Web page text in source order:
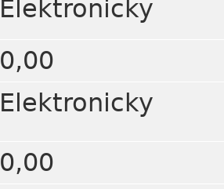
Elektronicky
0,00
Elektronicky
0,00